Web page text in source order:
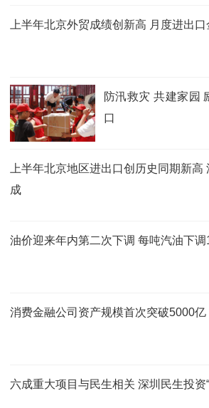
上半年北京外贸成绩创新高 月度进出
防汛救灾 共建家园
口
上半年北京地区进出口创历史同期新高
成
油价迎来年内第二次下调 每吨汽油下调
消费金融公司资产规模首次突破5000
六成重大项目与民生相关 深圳民生投资